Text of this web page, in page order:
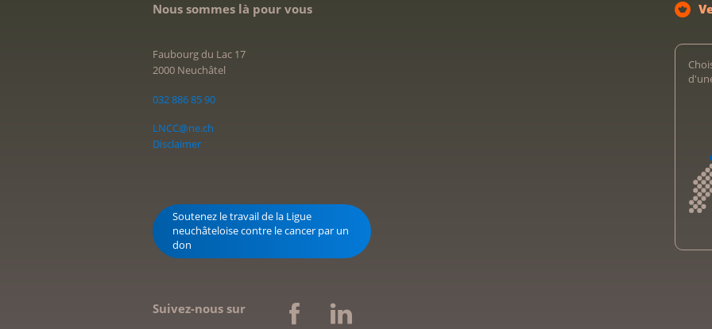
Nous sommes là pour vous
Faubourg du Lac 17
2000 Neuchâtel
032 886 85 90
LNCC@ne.ch
Disclaimer
Soutenez le travail de la Ligue
neuchâteloise contre le cancer par un
don
Suivez-nous sur